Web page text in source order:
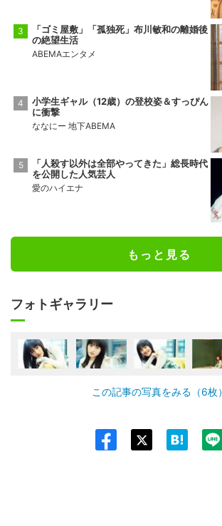
「ゴミ屋敷」「孤独死」布川敏和の離婚後
の絶望生活
ABEMAエンタメ
小学生ギャル（12歳）の登校姿＆すっぴん
に衝撃
ななにー 地下ABEMA
「人殺す以外は全部やってきた」総長時代
を公開した人気芸人
愛のハイエナ
もっと見る
フォトギャラリー
この記事の写真をみる（6枚）